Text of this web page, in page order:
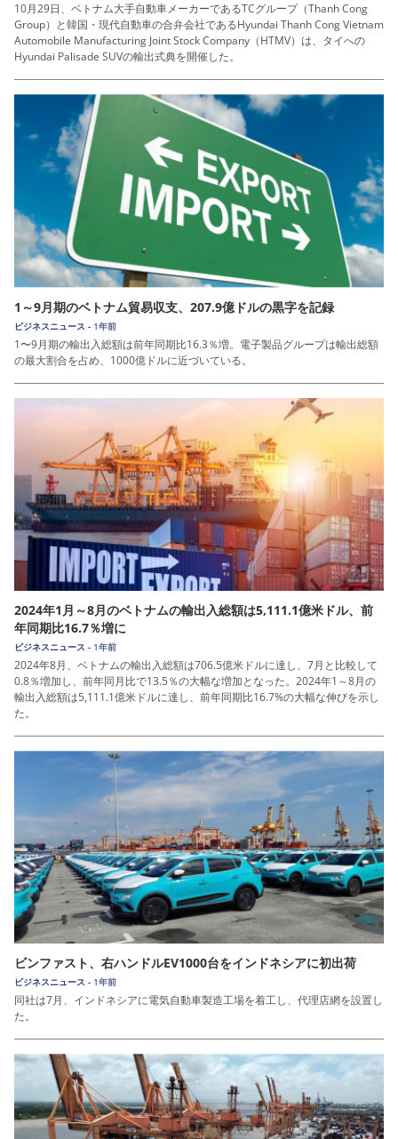
10月29日、ベトナム大手自動車メーカーであるTCグループ（Thanh Cong
Group）と韓国・現代自動車の合弁会社であるHyundai Thanh Cong Vietnam
Automobile Manufacturing Joint Stock Company（HTMV）は、タイへの
Hyundai Palisade SUVの輸出式典を開催した。
1～9月期のベトナム貿易収支、207.9億ドルの黒字を記録
ビジネスニュース - 1年前
1〜9月期の輸出入総額は前年同期比16.3％増。電子製品グループは輸出総額
の最大割合を占め、1000億ドルに近づいている。
2024年1月～8月のベトナムの輸出入総額は5,111.1億米ドル、前
年同期比16.7％増に
ビジネスニュース - 1年前
2024年8月、ベトナムの輸出入総額は706.5億米ドルに達し、7月と比較して
0.8％増加し、前年同月比で13.5％の大幅な増加となった。2024年1～8月の
輸出入総額は5,111.1億米ドルに達し、前年同期比16.7%の大幅な伸びを示し
た。
ビンファスト、右ハンドルEV1000台をインドネシアに初出荷
ビジネスニュース - 1年前
同社は7月、インドネシアに電気自動車製造工場を着工し、代理店網を設置し
た。